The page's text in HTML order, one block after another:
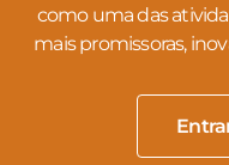
como uma das
mais promissoras,